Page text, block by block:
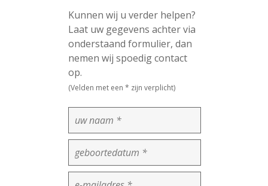
Kunnen wij u verder helpen?
Laat uw gegevens achter via
onderstaand formulier, dan
nemen wij spoedig contact
op.
(Velden met een * zijn verplicht)